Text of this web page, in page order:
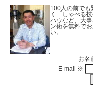
100人の前でも
く「しゃべる
ハウなど、 大
ン術を無料でお
い。
お名
E-mail ※